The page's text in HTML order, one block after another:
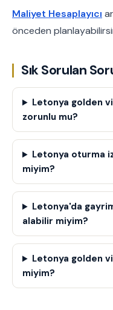
Maliyet Hesaplayıcı
önceden
Sık Sorulan
Letonya golden
zorunlu mu?
Letonya oturma
miyim?
Letonya'da
alabilir miyim?
Letonya golden
miyim?